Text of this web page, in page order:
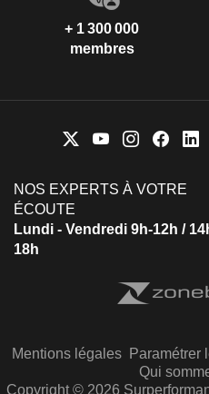
+ 1 300 000
membres
NOS EXPERTS À VOTRE
ÉCOUTE
Lundi - Vendredi 9h-12h /
18h
Mentions légales Paramétrer
Qui
Copyright © 2026